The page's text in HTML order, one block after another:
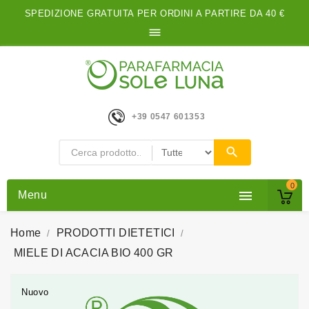
SPEDIZIONE GRATUITA PER ORDINI A PARTIRE DA 40 €

0
+39 0547 601353

Menu
Home
PRODOTTI DIETETICI
MIELE DI ACACIA BIO 400 GR
Nuovo